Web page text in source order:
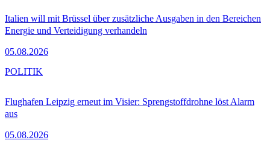
Italien will mit Brüssel über zusätzliche Ausgaben in den Bereichen
Energie und Verteidigung verhandeln
05.08.2026
Flughafen Leipzig erneut im Visier: Sprengstoffdrohne löst Alarm
aus
05.08.2026
POLITIK